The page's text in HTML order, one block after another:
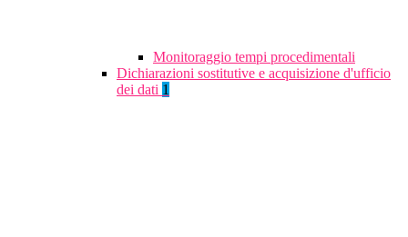
Monitoraggio tempi procedimentali
Dichiarazioni sostitutive e acquisizione d'ufficio
dei dati 1